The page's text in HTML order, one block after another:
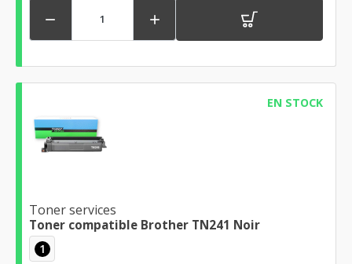
 
EN STOCK
Toner services
Toner compatible Brother TN241 Noir
1